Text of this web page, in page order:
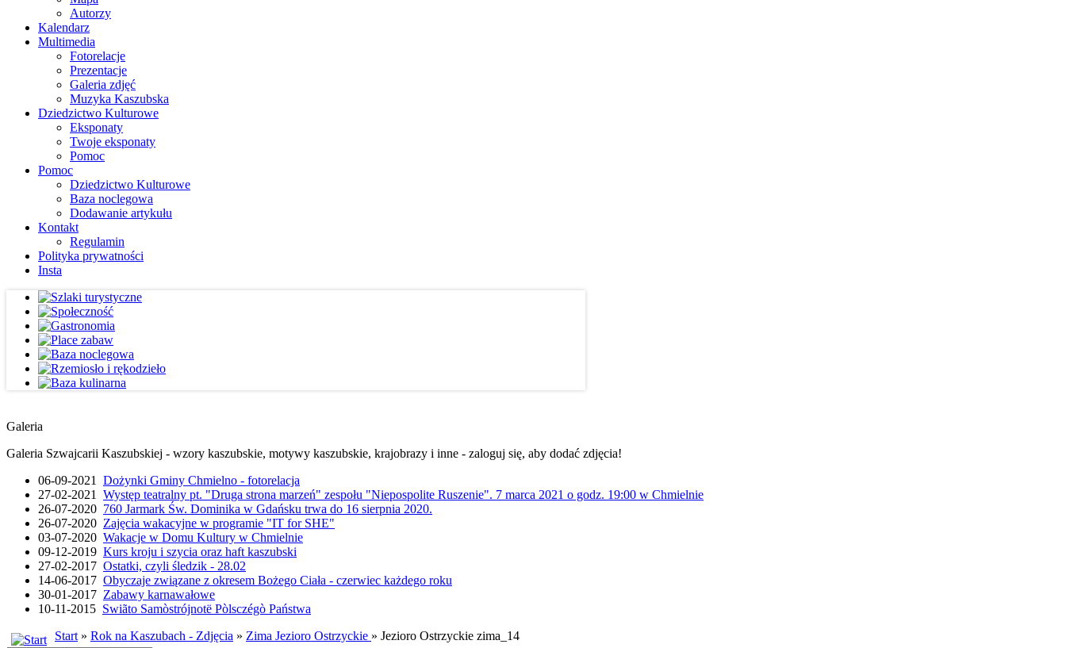
Autorzy
Kalendarz
Multimedia
Fotorelacje
Prezentacje
Galeria zdjęć
Muzyka Kaszubska
Dziedzictwo Kulturowe
Eksponaty
Twoje eksponaty
Pomoc
Pomoc
Dziedzictwo Kulturowe
Baza noclegowa
Dodawanie artykułu
Kontakt
Regulamin
Polityka prywatności
Insta
Galeria
Galeria Szwajcarii Kaszubskiej - wzory kaszubskie, motywy kaszubskie, krajobrazy i inne - zaloguj się, aby dodać zdjęcia!
06-09-2021 Dożynki Gminy Chmielno - fotorelacja
27-02-2021 Występ teatralny pt. "Druga strona marzeń" zespołu "Niepospolite Ruszenie". 7 marca 2021 o godz. 19:00 w Chmielnie
26-07-2020 760 Jarmark Św. Dominika w Gdańsku trwa do 16 sierpnia 2020.
26-07-2020 Zajęcia wakacyjne w programie "IT for SHE"
03-07-2020 Wakacje w Domu Kultury w Chmielnie
09-12-2019 Kurs kroju i szycia oraz haft kaszubski
27-02-2017 Ostatki, czyli śledzik - 28.02
14-06-2017 Obyczaje związane z okresem Bożego Ciała - czerwiec każdego roku
30-01-2017 Zabawy karnawałowe
10-11-2015 Swiãto Samòstrójnotë Pòlsczégò Państwa
Start» Rok na Kaszubach - Zdjęcia » Zima Jezioro Ostrzyckie » Jezioro Ostrzyckie zima_14